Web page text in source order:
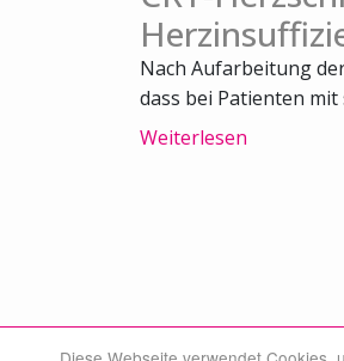
Nach Aufarbeitung
dass bei Patienten mit
Weiterlesen